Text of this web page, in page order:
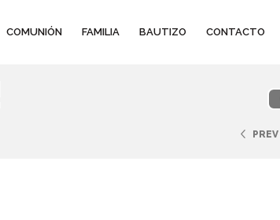
COMUNIÓN FAMILIA BAUTIZO CONTACTO
PREV